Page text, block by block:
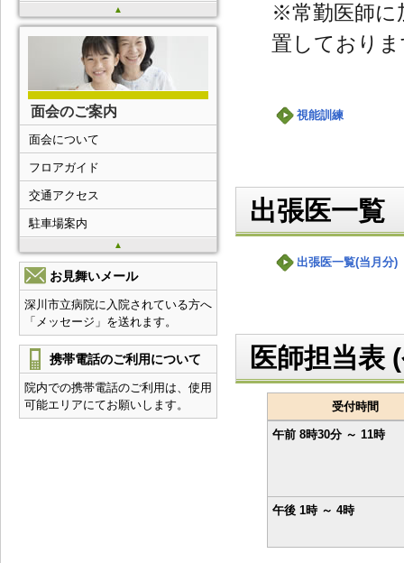
※常勤医師に
置しており
視能訓練
出張医一覧
出張医一覧(当月分)
医師担当表
受付時間
午前 8時30分 ～ 11時
午後 1時 ～ 4時
▲
面会のご案内
▲
面会について
フロアガイド
交通アクセス
駐車場案内
お見舞いメール
深川市立病院に入院されている方へ
「メッセージ」を送れます。
携帯電話のご利用について
院内での携帯電話のご利用は、使用
可能エリアにてお願いします。